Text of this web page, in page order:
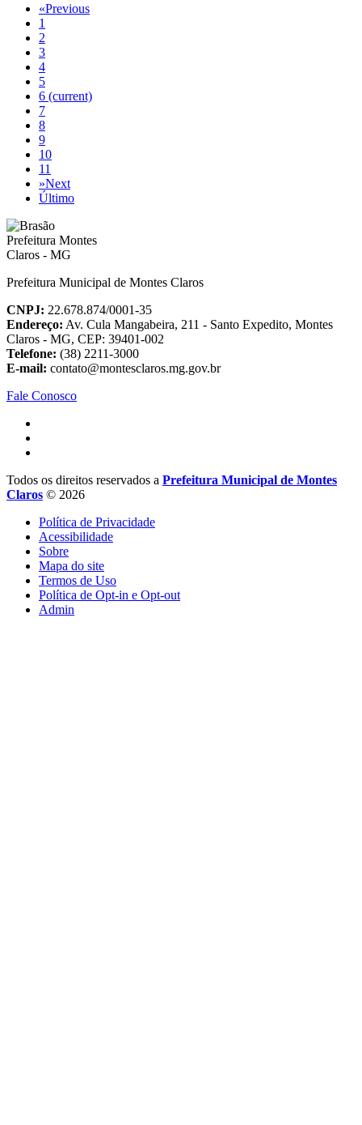
«Previous
1
2
3
4
5
6 (current)
7
8
9
10
11
»Next
Último
Prefeitura Municipal de Montes Claros
CNPJ: 22.678.874/0001-35
Endereço: Av. Cula Mangabeira, 211 - Santo Expedito, Montes
Claros - MG, CEP: 39401-002
Telefone: (38) 2211-3000
E-mail: contato@montesclaros.mg.gov.br
Fale Conosco
Todos os direitos reservados a Prefeitura Municipal de Montes
Claros © 2026
Política de Privacidade
Acessibilidade
Sobre
Mapa do site
Termos de Uso
Política de Opt-in e Opt-out
Admin